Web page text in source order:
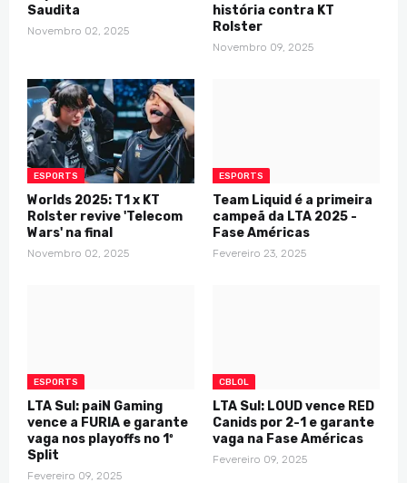
Saudita
Novembro 02, 2025
história contra KT
Rolster
Novembro 09, 2025
ESPORTS
Worlds 2025: T1 x KT
Rolster revive 'Telecom
Wars' na final
Novembro 02, 2025
ESPORTS
Team Liquid é a primeira
campeã da LTA 2025 -
Fase Américas
Fevereiro 23, 2025
ESPORTS
LTA Sul: paiN Gaming
vence a FURIA e garante
vaga nos playoffs no 1º
Split
Fevereiro 09, 2025
CBLOL
LTA Sul: LOUD vence RED
Canids por 2-1 e garante
vaga na Fase Américas
Fevereiro 09, 2025